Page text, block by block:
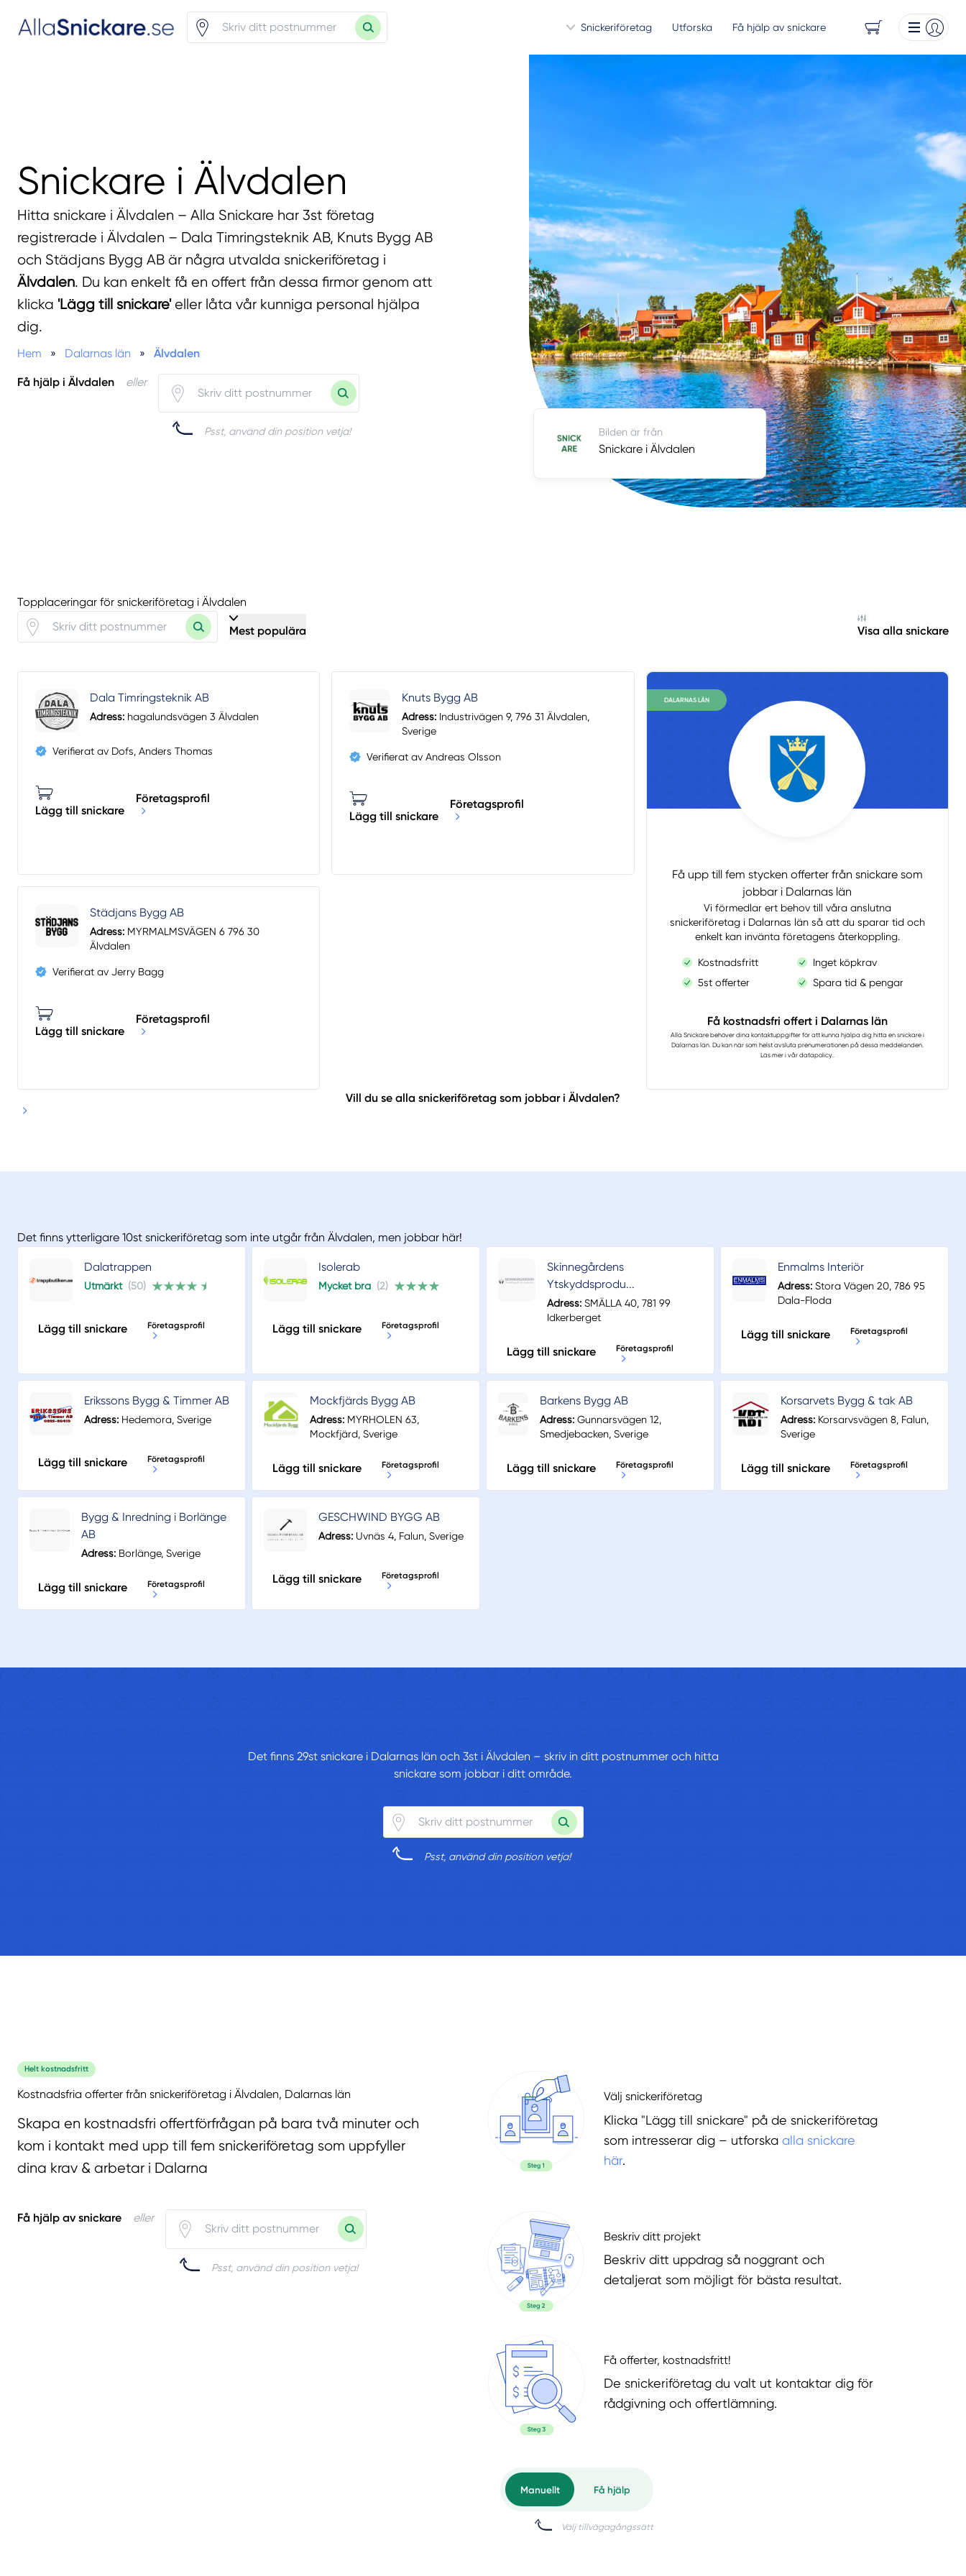
Snickeriföretag Utforska Få hjälp av snickare
Snickare i Älvdalen
Hitta snickare i Älvdalen – Alla Snickare har 3st företag
registrerade i Älvdalen – Dala Timringsteknik AB, Knuts Bygg AB
och Städjans Bygg AB är några utvalda snickeriföretag i
Älvdalen. Du kan enkelt få en offert från dessa firmor genom att
klicka 'Lägg till snickare'eller låta vår kunniga personal hjälpa
dig.
Hem » Dalarnas län » Älvdalen
Få hjälp i Älvdalen eller
Psst, använd din position vetja! Bilden är från
Snickare i Älvdalen
Topplaceringar för snickeriföretag i Älvdalen
Mest populära Visa alla snickare
Dala Timringsteknik AB
Adress: hagalundsvägen 3 Älvdalen
Verifierat av Dofs, Anders Thomas
Lägg till snickare
Företagsprofil
Knuts Bygg AB
Adress: Industrivägen 9, 796 31 Älvdalen,
Sverige
Verifierat av Andreas Olsson
Lägg till snickare
Företagsprofil
DALARNAS LÄN
Få upp till fem stycken offerter från snickare som
jobbar i Dalarnas län
Vi förmedlar ert behov till våra anslutna
snickeriföretag i Dalarnas län så att du sparar tid och
enkelt kan invänta företagens återkoppling.
Kostnadsfritt
Inget köpkrav
5st offerter
Spara tid & pengar
Få kostnadsfri offert i Dalarnas län
Alla Snickarebehöver dina kontaktuppgifter för att kunna hjälpa dig hitta en snickare i
Dalarnas län. Du kan när som helst avsluta prenumerationen på dessa meddelanden.
Läs mer i vår datapolicy..
Städjans Bygg AB
Adress:MYRMALMSVÄGEN 6 796 30
Älvdalen
Verifierat av Jerry Bagg
Lägg till snickare
Företagsprofil
Vill du se alla snickeriföretag som jobbar i Älvdalen?
Det finns ytterligare 10st snickeriföretag som inte utgår från Älvdalen, men jobbar här!
Dalatrappen
Utmärkt (50)
Lägg till snickare Företagsprofil
Isolerab
Mycket bra (2)
Lägg till snickare Företagsprofil
Skinnegårdens
Ytskyddsprodu...
Adress:SMÄLLA 40, 781 99
Idkerberget
Lägg till snickare Företagsprofil
Enmalms Interiör
Adress:Stora Vägen 20, 786 95
Dala-Floda
Lägg till snickare Företagsprofil
Erikssons Bygg & Timmer AB
Adress: Hedemora, Sverige
Lägg till snickare Företagsprofil
Mockfjärds Bygg AB
Adress:MYRHOLEN 63,
Mockfjärd, Sverige
Lägg till snickare Företagsprofil
Barkens Bygg AB
Adress:Gunnarsvägen 12,
Smedjebacken, Sverige
Lägg till snickare Företagsprofil
Korsarvets Bygg & tak AB
Adress:Korsarvsvägen 8, Falun,
Sverige
Lägg till snickare Företagsprofil
Bygg & Inredning i Borlänge
AB
Adress: Borlänge, Sverige
Lägg till snickare Företagsprofil
GESCHWIND BYGG AB
Adress: Uvnäs 4, Falun, Sverige
Lägg till snickare Företagsprofil
Det finns 29st snickare i Dalarnas län och 3st i Älvdalen – skriv in ditt postnummer och hitta
snickare som jobbar i ditt område.
Psst, använd din position vetja!
Helt kostnadsfritt
Kostnadsfria offerter från snickeriföretag i Älvdalen, Dalarnas län
Skapa en kostnadsfri offertförfrågan på bara två minuter och
kom i kontakt med upp till fem snickeriföretag som uppfyller
dina krav & arbetar i Dalarna
Få hjälp av snickare eller
Psst, använd din position vetja!
Välj snickeriföretag
Klicka "Lägg till snickare" på de snickeriföretag
som intresserar dig – utforska alla snickare
här.
Beskriv ditt projekt
Beskriv ditt uppdrag så noggrant och
detaljerat som möjligt för bästa resultat.
Få offerter, kostnadsfritt!
De snickeriföretag du valt ut kontaktar dig för
rådgivning och offertlämning.